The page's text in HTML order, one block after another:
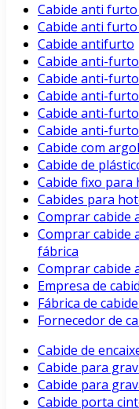
Cabide anti
Cabide anti
Cabide antifurto
Cabide anti-
Cabide anti-
Cabide anti-
Cabide anti-
Cabide anti-
Cabide com
Cabide de
Cabide fixo para
Cabides para
Comprar cabide
Comprar cabide
fábrica
Comprar cabide
Empresa de
Fábrica de
Fornecedor de
Cabide de
Cabide para
Cabide para
Cabide porta